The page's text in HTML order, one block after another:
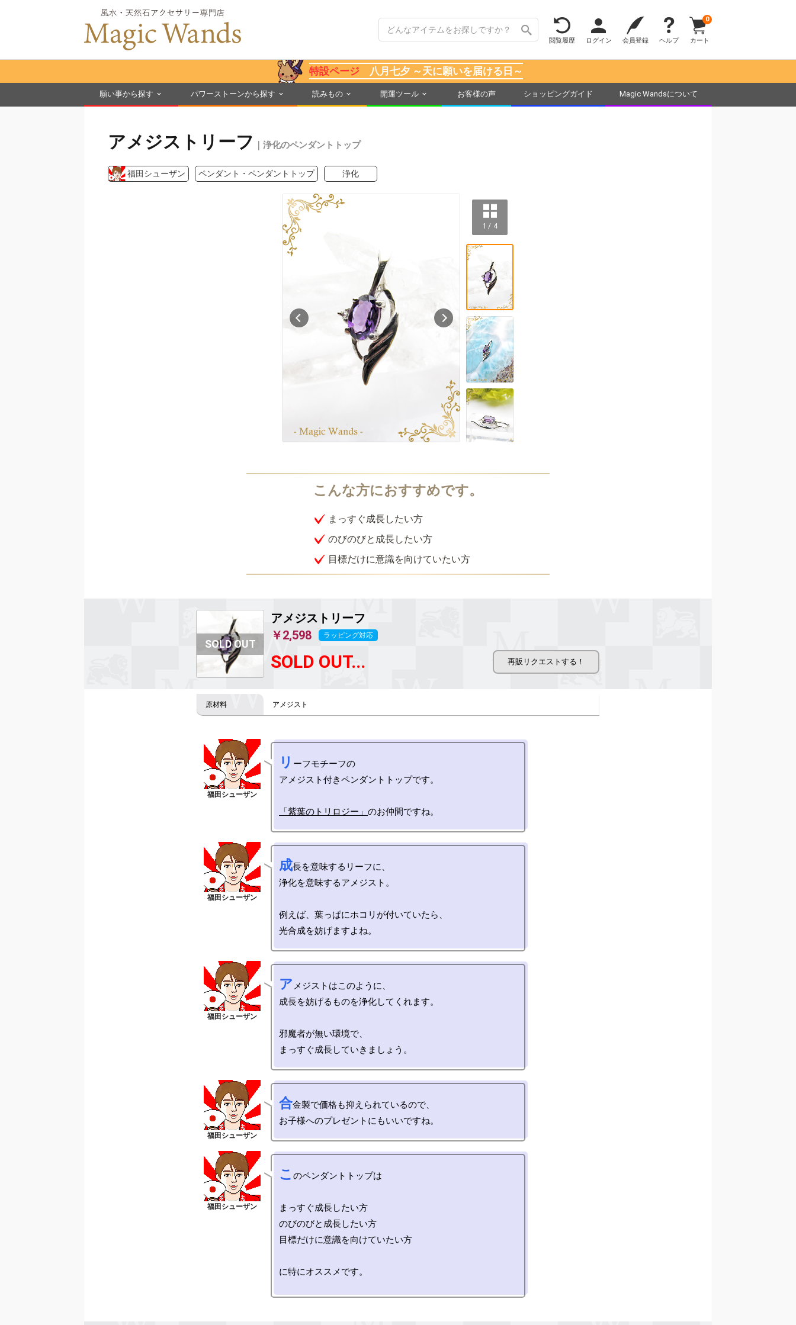
閲覧履歴 ログイン 会員登録 ヘルプ カート
0
特設ページ 八月七夕 ～天に願いを届ける日～
願い事から探す パワーストーンから探す 読みもの 開運ツール お客様の声 ショッピングガイド Magic Wandsについて
アメジストリーフ ｜浄化のペンダントトップ
福田シューザン ペンダント・ペンダントトップ 浄化
1 / 4
まっすぐ成長したい方
のびのびと成長したい方
目標だけに意識を向けていたい方
アメジストリーフ
￥2,598
ラッピング対応
SOLD OUT...
アメジスト
リ ーフモチーフの
アメジスト付きペンダントトップです。
「紫葉のトリロジー」
成長を意味するリーフに、
浄化を意味するアメジスト。
例えば、葉っぱにホコリが付いていたら、
アメジストはこのように、
成長を妨げるものを浄化してくれます。
邪魔者が無い環境で、
合金製で価格も抑えられているので、
こ のペンダントトップは
まっすぐ成長したい方
のびのびと成長したい方
目標だけに意識を向けていたい方
に特にオススメです。